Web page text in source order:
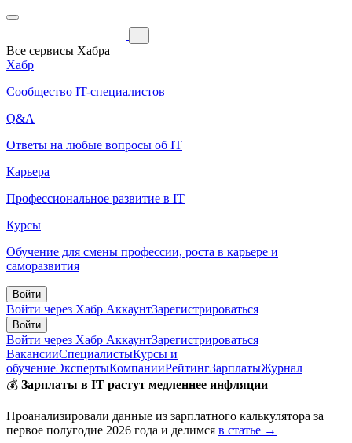
Все сервисы Хабра
Хабр
Сообщество IT-специалистов
Q&A
Ответы на любые вопросы об IT
Карьера
Профессиональное развитие в IT
Курсы
Обучение для смены профессии, роста в карьере и
саморазвития
Войти
Войти через Хабр АккаунтЗарегистрироваться
Войти
Войти через Хабр АккаунтЗарегистрироваться
ВакансииСпециалистыКурсы и
обучениеЭкспертыКомпанииРейтингЗарплатыЖурнал
💰 Зарплаты в IT растут медленнее инфляции
Проанализировали данные из зарплатного калькулятора за
первое полугодие 2026 года и делимся в статье →